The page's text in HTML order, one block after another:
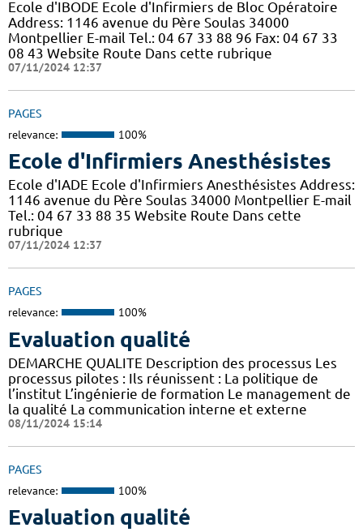
Ecole d'IBODE Ecole d'Infirmiers de Bloc Opératoire
Address: 1146 avenue du Père Soulas 34000
Montpellier E-mail Tel.: 04 67 33 88 96 Fax: 04 67 33
08 43 Website Route Dans cette rubrique
07/11/2024 12:37
PAGES
relevance: 100%
Ecole d'Infirmiers Anesthésistes
Ecole d'IADE Ecole d'Infirmiers Anesthésistes Address:
1146 avenue du Père Soulas 34000 Montpellier E-mail
Tel.: 04 67 33 88 35 Website Route Dans cette
rubrique
07/11/2024 12:37
PAGES
relevance: 100%
Evaluation qualité
DEMARCHE QUALITE Description des processus Les
processus pilotes : Ils réunissent : La politique de
l’institut L’ingénierie de formation Le management de
la qualité La communication interne et externe
08/11/2024 15:14
PAGES
relevance: 100%
Evaluation qualité